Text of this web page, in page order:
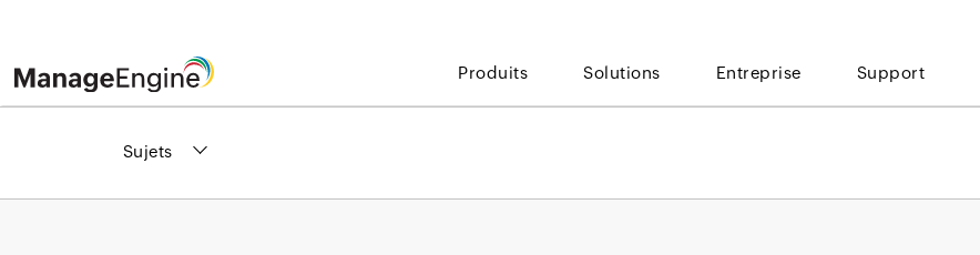
Produits Solutions Entreprise Support
Sujets